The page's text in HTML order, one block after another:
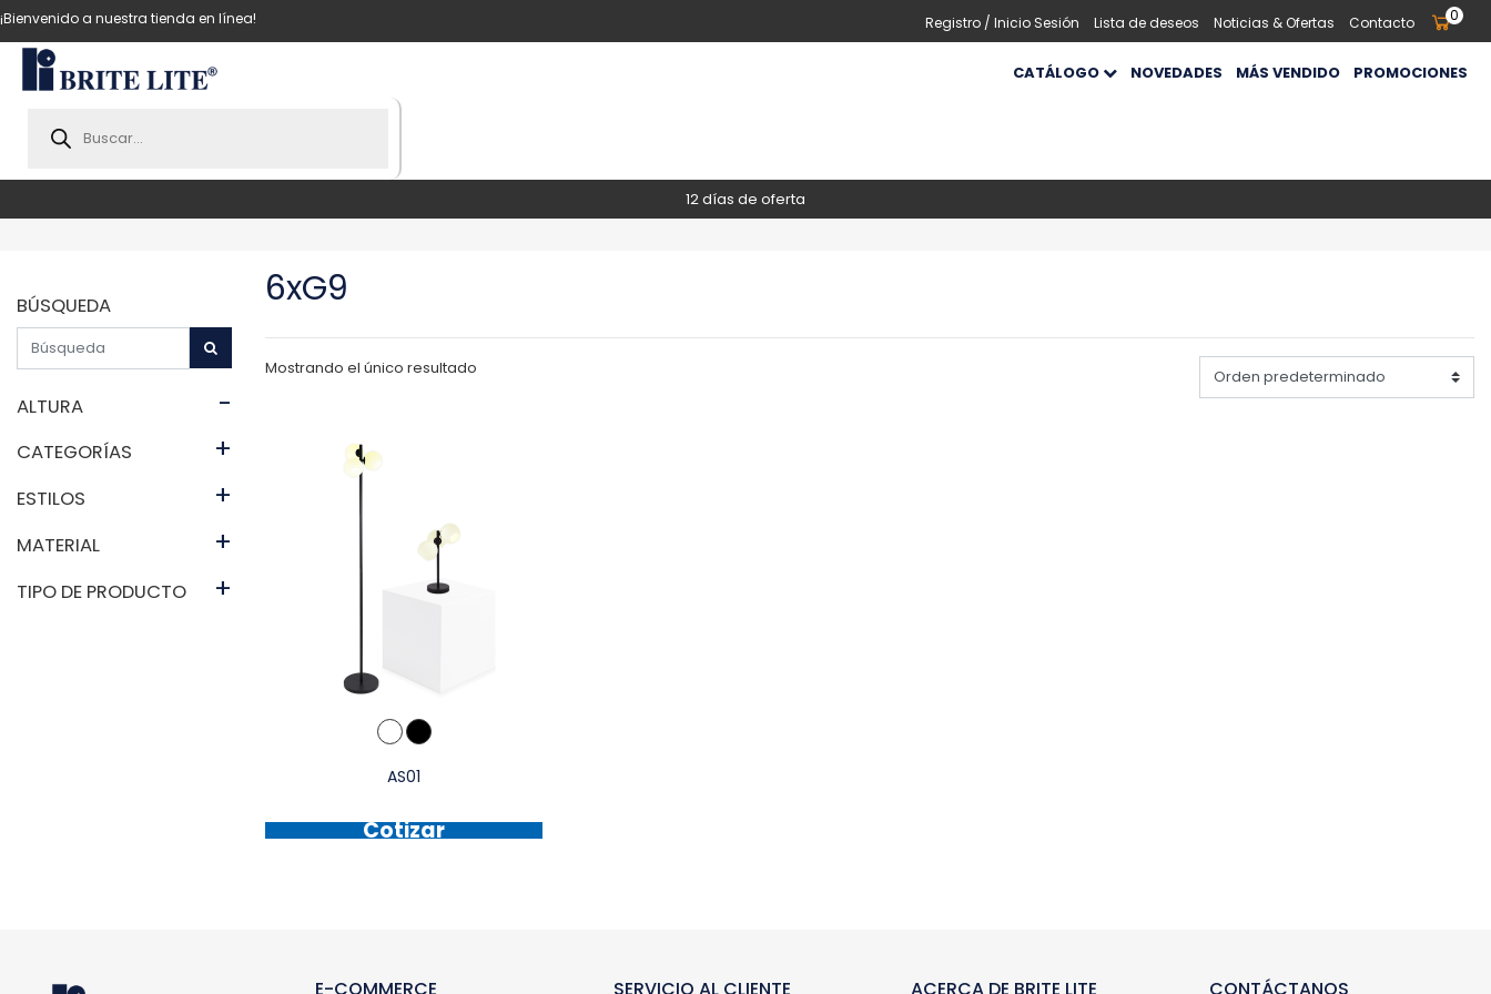
¡Bienvenido a nuestra tienda en línea! Registro / Inicio Sesión Lista de deseos Noticias & Ofertas Contacto 0
search
CATÁLOGO NOVEDADES MÁS VENDIDO PROMOCIONES
12 días de oferta
BÚSQUEDA
ALTURA -
CATEGORÍAS +
ESTILOS +
MATERIAL +
TIPO DE PRODUCTO +
6xG9
Mostrando el único resultado
AS01
Cotizar